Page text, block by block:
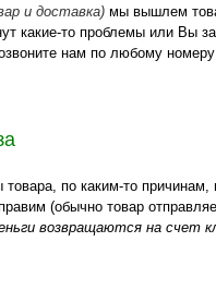
и доставка) мы вышлем
какие-то проблемы или Вы
нам по любому
по каким-то
(обычно товар
возвращаются на счет